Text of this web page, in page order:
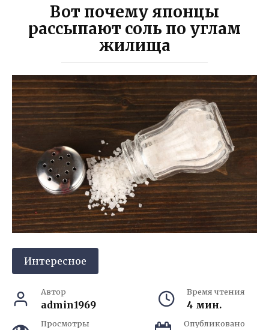
Вот почему японцы
рассыпают соль по углам
жилища
Интересное
Автор
admin1969
Время чтения
4 мин.
Просмотры Опубликовано